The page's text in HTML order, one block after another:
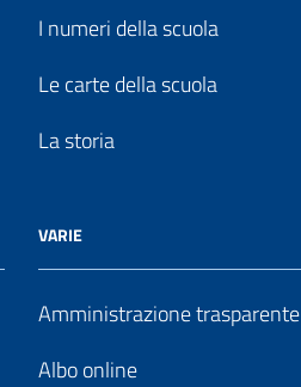
I numeri della scuola
Le carte della scuola
La storia
VARIE
Amministrazione trasparente
Albo online